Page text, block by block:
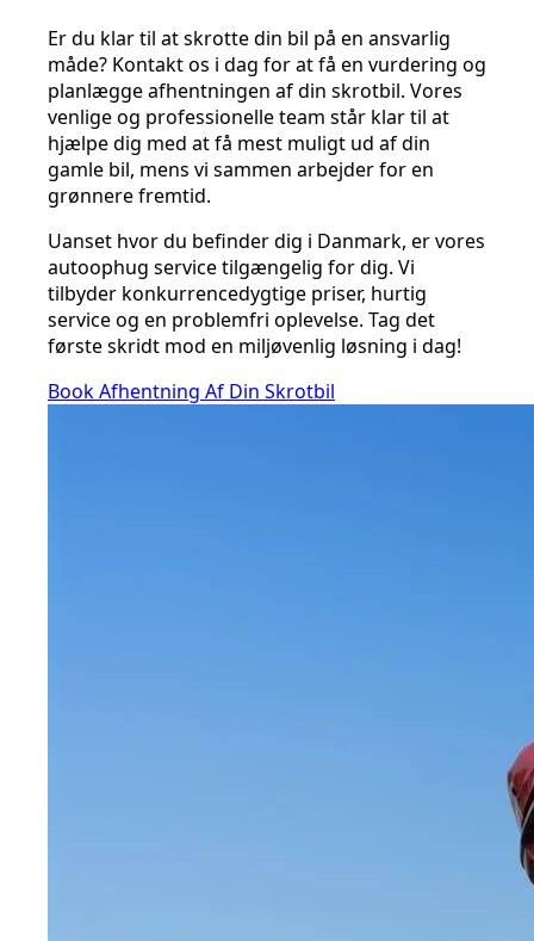
Er du klar til at skrotte din bil på en ansvarlig
måde? Kontakt os i dag for at få en vurdering og
planlægge afhentningen af din skrotbil. Vores
venlige og professionelle team står klar til at
hjælpe dig med at få mest muligt ud af din
gamle bil, mens vi sammen arbejder for en
grønnere fremtid.
Uanset hvor du befinder dig i Danmark, er vores
autoophug service tilgængelig for dig. Vi
tilbyder konkurrencedygtige priser, hurtig
service og en problemfri oplevelse. Tag det
første skridt mod en miljøvenlig løsning i dag!
Book Afhentning Af Din Skrotbil